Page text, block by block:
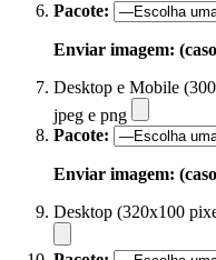
Pacote:
Enviar imagem:
Desktop e Mobile
jpeg e png
Pacote:
Enviar imagem:
Desktop (320x100